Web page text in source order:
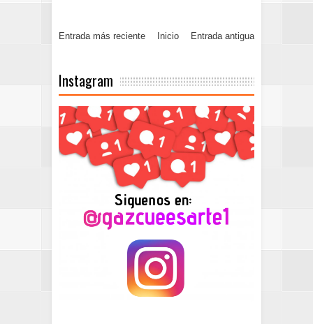
Entrada más reciente Entrada antigua
Inicio
Instagram